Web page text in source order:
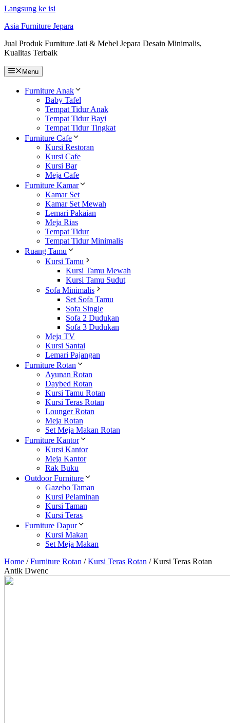
Langsung ke isi
Asia Furniture Jepara
Jual Produk Furniture Jati & Mebel Jepara Desain Minimalis,
Kualitas Terbaik
Menu
Furniture Anak
Baby Tafel
Tempat Tidur Anak
Tempat Tidur Bayi
Tempat Tidur Tingkat
Furniture Cafe
Kursi Restoran
Kursi Cafe
Kursi Bar
Meja Cafe
Furniture Kamar
Kamar Set
Kamar Set Mewah
Lemari Pakaian
Meja Rias
Tempat Tidur
Tempat Tidur Minimalis
Ruang Tamu
Kursi Tamu
Kursi Tamu Mewah
Kursi Tamu Sudut
Sofa Minimalis
Set Sofa Tamu
Sofa Single
Sofa 2 Dudukan
Sofa 3 Dudukan
Meja TV
Kursi Santai
Lemari Pajangan
Furniture Rotan
Ayunan Rotan
Daybed Rotan
Kursi Tamu Rotan
Kursi Teras Rotan
Lounger Rotan
Meja Rotan
Set Meja Makan Rotan
Furniture Kantor
Kursi Kantor
Meja Kantor
Rak Buku
Outdoor Furniture
Gazebo Taman
Kursi Pelaminan
Kursi Taman
Kursi Teras
Furniture Dapur
Kursi Makan
Set Meja Makan
Home / Furniture Rotan / Kursi Teras Rotan / Kursi Teras Rotan
Antik Dwenc